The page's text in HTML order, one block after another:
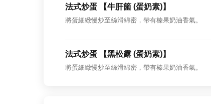
法式炒蛋 【牛肝箘 (蛋奶素)】
將蛋細緻慢炒至絲滑綿密，帶有榛果奶油香氣。
法式炒蛋 【黑松露 (蛋奶素)】
將蛋細緻慢炒至絲滑綿密，帶有榛果奶油香氣。